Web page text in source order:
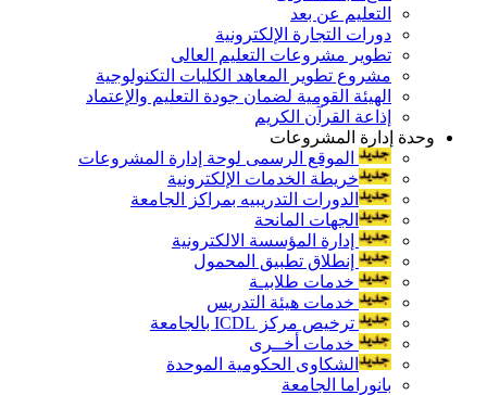
التعليم عن بعد
دورات التجارة الإلكترونية
تطوير مشروعات التعليم العالى
مشروع تطوير المعاهد الكليات التكنولوجية
الهيئة القومية لضمان جودة التعليم والإعتماد
إذاعة القرآن الكريم
وحدة إدارة المشروعات
الموقع الرسمى لوحة إدارة المشروعات
خريطة الخدمات الإلكترونية
الدورات التدريبيه بمراكز الجامعة
الجهات المانحة
إدارة المؤسسة الالكترونية
إنطلاق تطبيق المحمول
خدمات طلابيـة
خدمات هيئة التدريس
ترخيص مركز ICDL بالجامعة
خدمات أخــرى
الشكاوى الحكومية الموحدة
بانوراما الجامعة